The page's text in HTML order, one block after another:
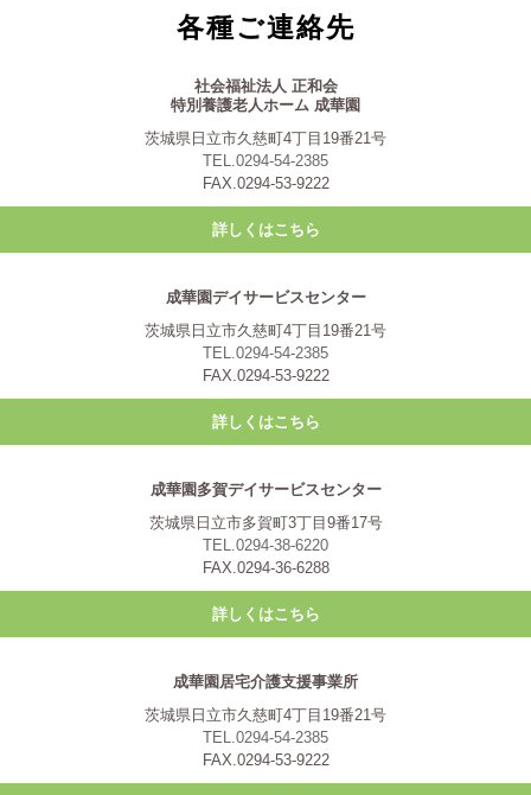
各種ご連絡先
社会福祉法人 正和会
特別養護老人ホーム 成華園
茨城県日立市久慈町4丁目19番21号
TEL.0294-54-2385
FAX.0294-53-9222
詳しくはこちら
成華園デイサービスセンター
茨城県日立市久慈町4丁目19番21号
TEL.0294-54-2385
FAX.0294-53-9222
詳しくはこちら
成華園多賀デイサービスセンター
茨城県日立市多賀町3丁目9番17号
TEL.0294-38-6220
FAX.0294-36-6288
詳しくはこちら
成華園居宅介護支援事業所
茨城県日立市久慈町4丁目19番21号
TEL.0294-54-2385
FAX.0294-53-9222